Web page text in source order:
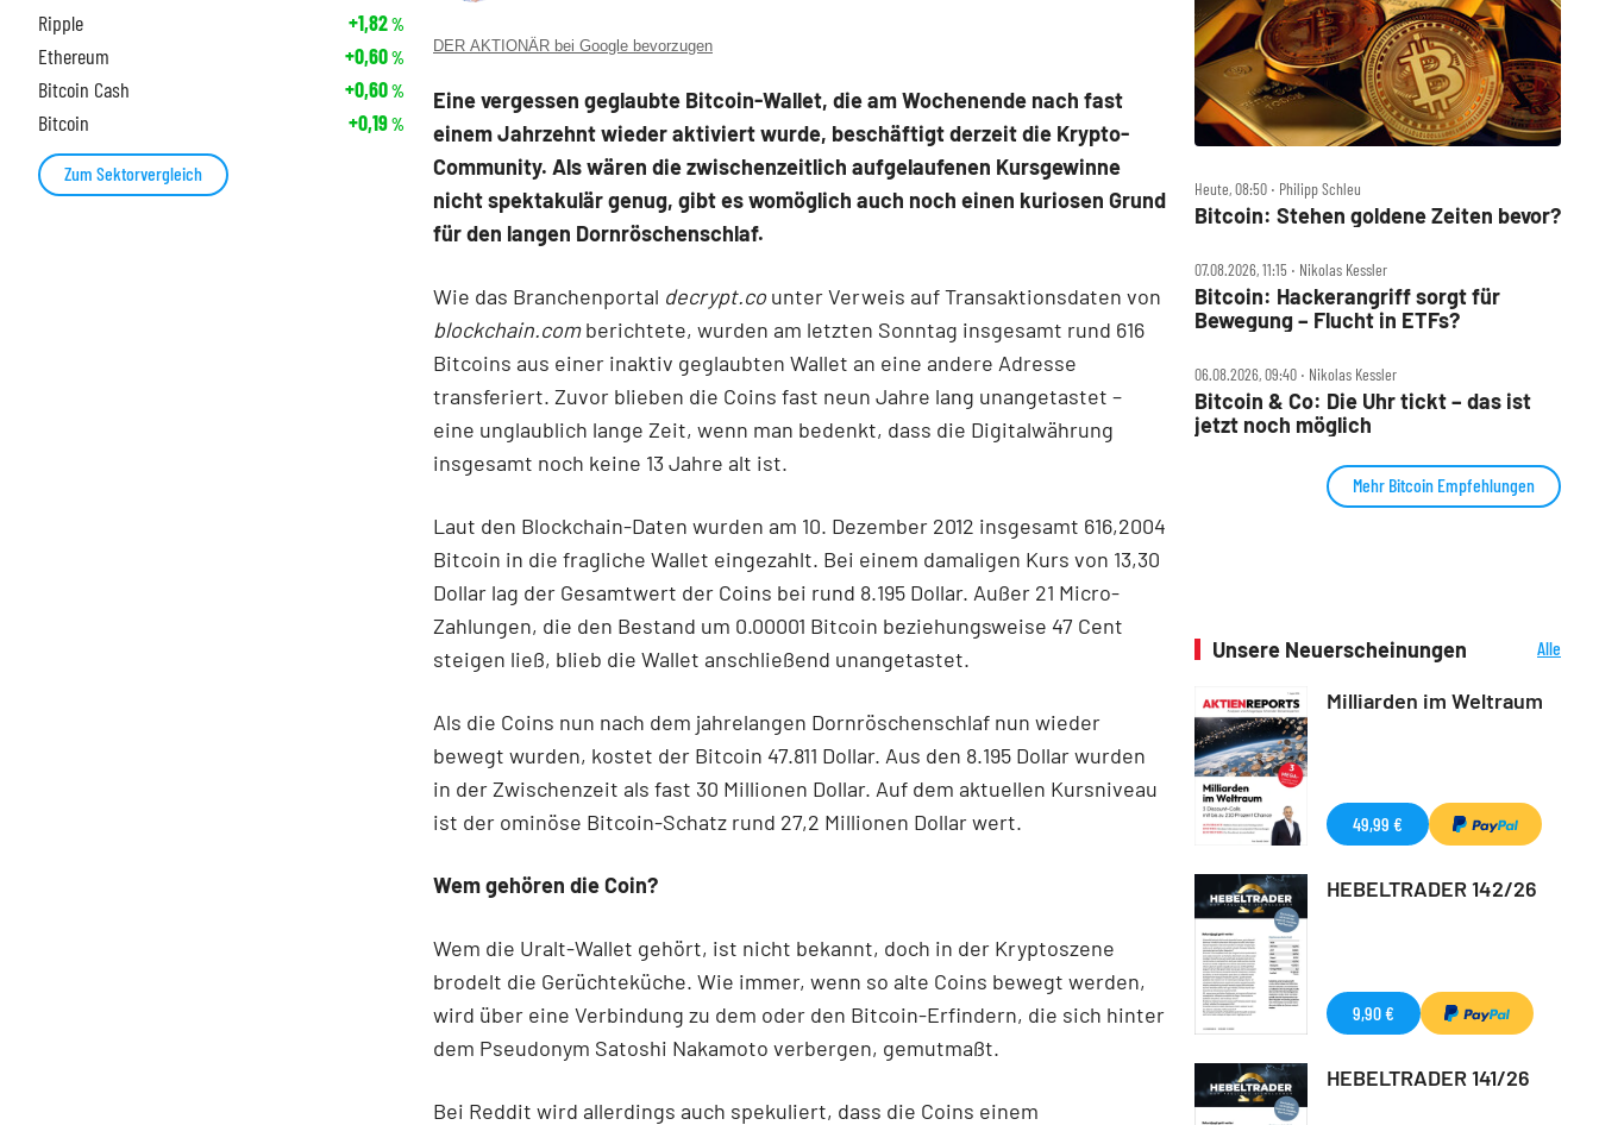
DER AKTIONÄR bei Google bevorzugen
Eine vergessen geglaubte Bitcoin-Wallet, die am Wochenende nach fast
einem Jahrzehnt wieder aktiviert wurde, beschäftigt derzeit die Krypto-
Community. Als wären die zwischenzeitlich aufgelaufenen Kursgewinne
nicht spektakulär genug, gibt es womöglich auch noch einen kuriosen Grund
für den langen Dornröschenschlaf.
Wie das Branchenportal decrypt.co unter Verweis auf Transaktionsdaten von
blockchain.comberichtete, wurden am letzten Sonntag insgesamt rund 616
Bitcoins aus einer inaktiv geglaubten Wallet an eine andere Adresse
transferiert. Zuvor blieben die Coins fast neun Jahre lang unangetastet –
eine unglaublich lange Zeit, wenn man bedenkt, dass die Digitalwährung
insgesamt noch keine 13 Jahre alt ist.
Laut den Blockchain-Daten wurden am 10. Dezember 2012 insgesamt 616,2004
Bitcoin in die fragliche Wallet eingezahlt. Bei einem damaligen Kurs von 13,30
Dollar lag der Gesamtwert der Coins bei rund 8.195 Dollar. Außer 21 Micro-
Zahlungen, die den Bestand um 0.00001 Bitcoin beziehungsweise 47 Cent
steigen ließ, blieb die Wallet anschließend unangetastet.
Als die Coins nun nach dem jahrelangen Dornröschenschlaf nun wieder
bewegt wurden, kostet der Bitcoin 47.811 Dollar. Aus den 8.195 Dollar wurden
in der Zwischenzeit als fast 30 Millionen Dollar. Auf dem aktuellen Kursniveau
ist der ominöse Bitcoin-Schatz rund 27,2 Millionen Dollar wert.
Wem gehören die Coin?
Wem die Uralt-Wallet gehört, ist nicht bekannt, doch in der Kryptoszene
brodelt die Gerüchteküche. Wie immer, wenn so alte Coins bewegt werden,
wird über eine Verbindung zu dem oder den Bitcoin-Erfindern, die sich hinter
dem Pseudonym Satoshi Nakamoto verbergen, gemutmaßt.
Bei Reddit wird allerdings auch spekuliert, dass die Coins einem
Ripple
+1,82%
Ethereum +0,60%
Bitcoin Cash +0,60%
Bitcoin +0,19%
Zum Sektorvergleich
Heute, 08:50 ‧ Philipp Schleu
Bitcoin: Stehen goldene Zeiten bevor?
07.08.2026, 11:15 ‧ Nikolas Kessler
Bitcoin: Hackerangriff sorgt für
Bewegung – Flucht in ETFs?
06.08.2026, 09:40 ‧ Nikolas Kessler
Bitcoin & Co: Die Uhr tickt – das ist
jetzt noch möglich
Mehr Bitcoin Empfehlungen
Unsere Neuerscheinungen
Alle
Milliarden im Weltraum
49,99 €
HEBELTRADER 142/26
9,90 €
HEBELTRADER 141/26